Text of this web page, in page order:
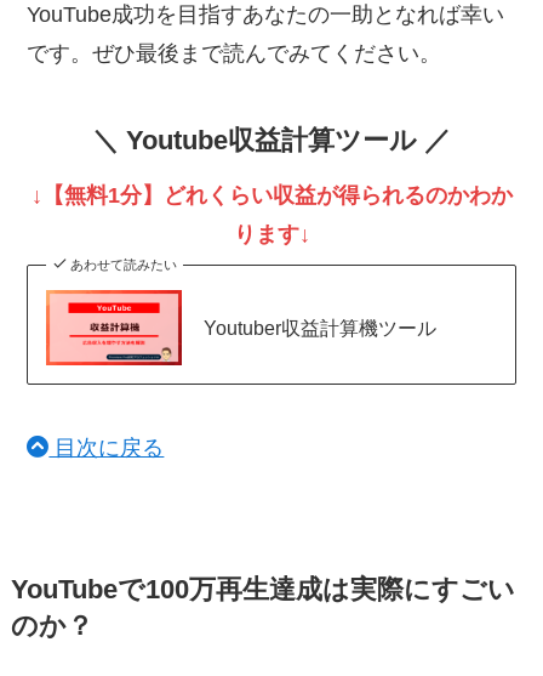
YouTube成功を目指すあなたの一助となれば幸い
です。ぜひ最後まで読んでみてください。
＼ Youtube収益計算ツール ／
↓【無料1分】どれくらい収益が得られるのかわか
ります↓
あわせて読みたい
Youtuber収益計算機ツール
目次に戻る
YouTubeで100万再生達成は実際にすごい
のか？